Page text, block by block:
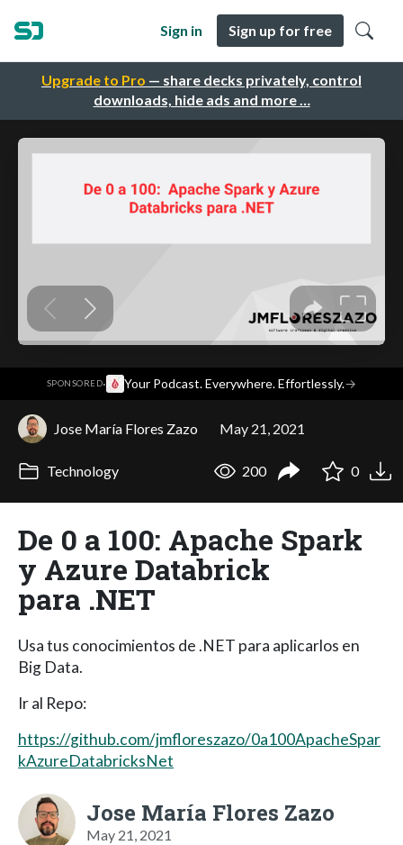
Upgrade to Pro — share decks privately, control
downloads, hide ads and more …
Sign in Sign up for free
SPONSORED· Your Podcast. Everywhere. Effortlessly.→
Jose María Flores Zazo May 21, 2021
Technology 200 0
De 0 a 100: Apache Spark
y Azure Databrick
para .NET
Usa tus conocimientos de .NET para aplicarlos en
Big Data.
Ir al Repo:
https://github.com/jmfloreszazo/0a100ApacheSpar
kAzureDatabricksNet
Jose María Flores Zazo
May 21, 2021